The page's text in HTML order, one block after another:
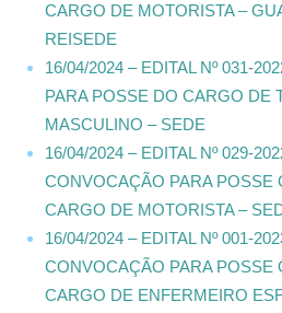
CARGO DE MOTORISTA –
REISEDE
16/04/2024 – EDITAL Nº 031-
PARA POSSE DO CARGO DE
MASCULINO – SEDE
16/04/2024 – EDITAL Nº 029-
CONVOCAÇÃO PARA POSSE
CARGO DE MOTORISTA –
16/04/2024 – EDITAL Nº 001-
CONVOCAÇÃO PARA POSSE
CARGO DE ENFERMEIRO